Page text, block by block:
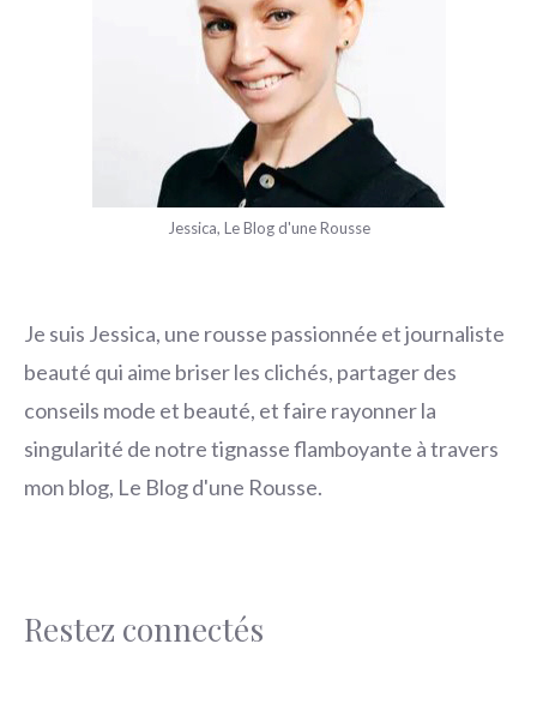
Jessica, Le Blog d'une Rousse
Je suis Jessica, une rousse passionnée et journaliste
beauté qui aime briser les clichés, partager des
conseils mode et beauté, et faire rayonner la
singularité de notre tignasse flamboyante à travers
mon blog, Le Blog d'une Rousse.
Restez connectés